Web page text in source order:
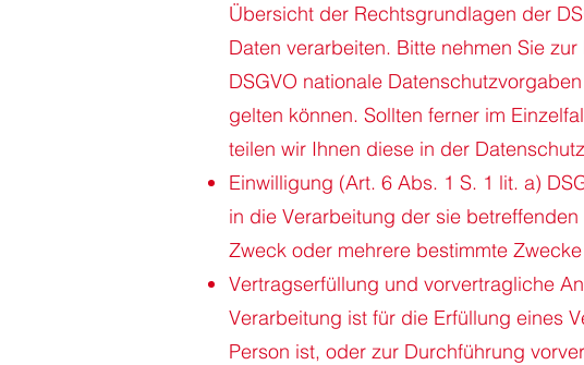
Übersicht der Rechtsgrundlagen der
Daten verarbeiten. Bitte nehmen Sie
DSGVO nationale
gelten können. Sollten ferner im
teilen wir Ihnen diese in der
Einwilligung (Art. 6 Abs. 1 S. 1 lit. a)
in die Verarbeitung der sie
Zweck oder mehrere bestimmte
Vertragserfüllung und vorvertragliche
Verarbeitung ist für die Erfüllung eines
Person ist, oder zur Durchführung